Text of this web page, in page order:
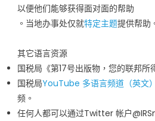
以便他们能够获得面对面的帮助
。当地办事处仅就特定主题提供帮助
其它语言资源
国税局《第17号出版物，您的联邦所
国税局YouTube 多语言频道（英文）
频。
任何人都可以通过Twitter 帐户